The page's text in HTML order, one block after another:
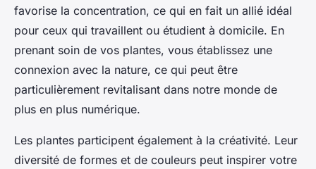
favorise la concentration, ce qui en fait un allié idéal
pour ceux qui travaillent ou étudient à domicile. En
prenant soin de vos plantes, vous établissez une
connexion avec la nature, ce qui peut être
particulièrement revitalisant dans notre monde de
plus en plus numérique.
Les plantes participent également à la créativité. Leur
diversité de formes et de couleurs peut inspirer votre